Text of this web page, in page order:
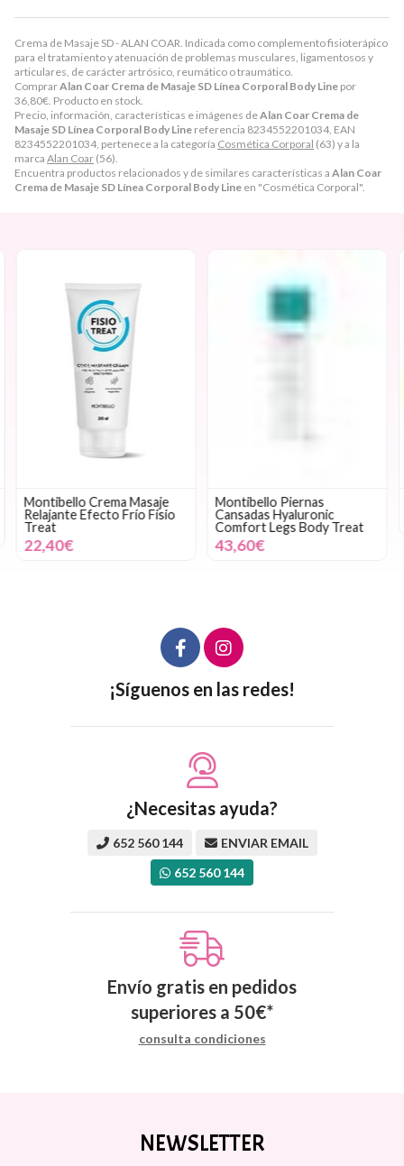
Crema de Masaje SD - ALAN COAR. Indicada como complemento fisioterápico
para el tratamiento y atenuación de problemas musculares, ligamentosos y
articulares, de carácter artrósico, reumático o traumático.
ComprarAlan Coar Crema de Masaje SD Línea Corporal Body Line por
36,80€ . Producto en stock.
Precio, información, características e imágenes deAlan Coar Crema de
Masaje SD Línea Corporal Body Line referencia 8234552201034, EAN
8234552201034, pertenece a la categoría Cosmética Corporal (63) y a la
marca Alan Coar (56).
Encuentra productos relacionados y de similares características a Alan Coar
Crema de Masaje SD Línea Corporal Body Line en "Cosmética Corporal".
Montibello Crema Masaje
Relajante Efecto Frío Fisio
Treat
22,40€
Montibello Piernas
Cansadas Hyaluronic
Comfort Legs Body Treat
43,60€
¡Síguenos en las redes!
¿Necesitas ayuda?
652 560 144
ENVIAR EMAIL
652 560 144
Envío gratis en pedidos
superiores a 50€*
consulta condiciones
NEWSLETTER